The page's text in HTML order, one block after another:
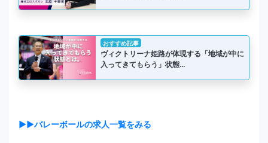
おすすめ記事
ヴィクトリーナ姫路が体現する「地域が中に
入ってきてもらう」状態…
▶▶バレーボールの求人一覧をみる